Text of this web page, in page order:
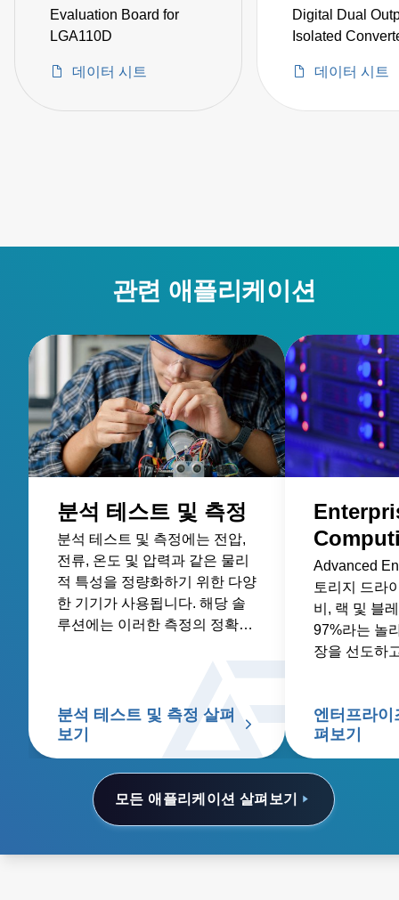
Evaluation Board for
LGA110D
데이터 시트
Digital Dual
Isolated
데이터 시트
관련 애플리케이션
모든 애플리케이션 살펴보기
분석 테스트 및 측정
분석 테스트 및 측정에는 전압,
전류, 온도 및 압력과 같은 물리
적 특성을 정량화하기 위한 다양
한 기기가 사용됩니다. 해당 솔
루션에는 이러한 측정의 정확성
분석 테스트 및 측정 살펴
보기
Advanced
토리지 드라
비, 랙 및 블
97%라는 놀
장을 선도하
엔터프라이
펴보기